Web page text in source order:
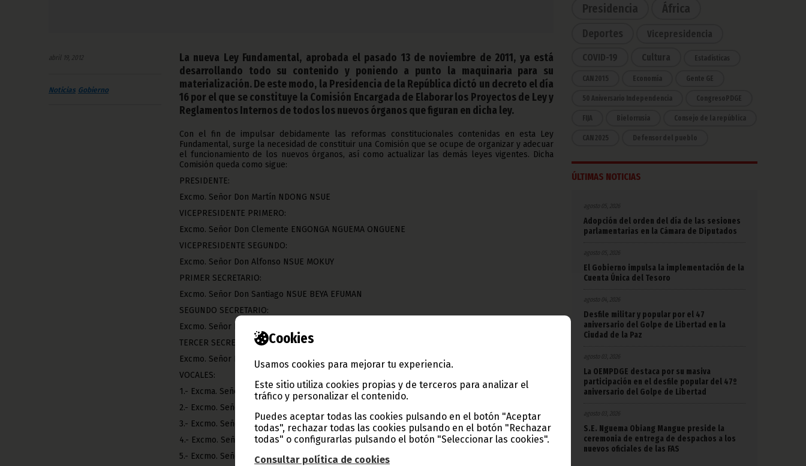
Cookies
Usamos cookies para mejorar tu experiencia.
Este sitio utiliza cookies propias y de terceros para analizar el
tráfico y personalizar el contenido.
Puedes aceptar todas las cookies pulsando en el botón "Aceptar
todas", rechazar todas las cookies pulsando en el botón "Rechazar
todas" o configurarlas pulsando el botón "Seleccionar las cookies".
Consultar política de cookies
abril 19, 2012
Noticias Gobierno
La nueva Ley Fundamental, aprobada el pasado 13 de noviembre de 2011, ya está
desarrollando todo su contenido y poniendo a punto la maquinaria para su
materialización. De este modo, la Presidencia de la República dictó un decreto el día
16 por el que se constituye la Comisión Encargada de Elaborar los Proyectos de Ley y
Reglamentos Internos de todos los nuevos órganos que figuran en dicha ley.
Con el fin de impulsar debidamente las reformas constitucionales contenidas en esta Ley
Fundamental, surge la necesidad de constituir una Comisión que se ocupe de organizar y adecuar
el funcionamiento de los nuevos órganos, así como actualizar las demás leyes vigentes. Dicha
Comisión queda como sigue:
PRESIDENTE:
Excmo. Señor Don Martín NDONG NSUE
VICEPRESIDENTE PRIMERO:
Excmo. Señor Don Clemente ENGONGA NGUEMA ONGUENE
VICEPRESIDENTE SEGUNDO:
Excmo. Señor Don Alfonso NSUE MOKUY
PRIMER SECRETARIO:
Excmo. Señor Don Santiago NSUE BEYA EFUMAN
SEGUNDO SECRETARIO:
Excmo. Señor Don Vicente EHATE TOMI
TERCER SECRETARIO:
Excmo. Señor Don Reginaldo EGIDO PANADES
VOCALES:
1.- Excma. Señora Doña Jesusa OBONO ENGONO NCHAMA
2.- Excmo. Señor Don Francisco Javier NGOMO MBENGONO
3.- Excmo. Señor Don Antonio NZAMBI ELONGA
4.- Excmo. Señor Don Fernando ENGONGA OBAMA
5.- Excmo. Señor Don César Augusto MBO
Presidencia
África
Deportes Vicepresidencia
COVID-19 Cultura Estadísticas
CAN 2015 Economía Gente GE
50 Aniversario Independencia CongresoPDGE
FIJA Bielorrusia Consejo de la república
CAN 2025 Defensor del pueblo
ÚLTIMAS NOTICIAS
agosto 05, 2026
Adopción del orden del día de las sesiones
parlamentarias en la Cámara de Diputados
agosto 05, 2026
El Gobierno impulsa la implementación de la
Cuenta Única del Tesoro
agosto 04, 2026
Desfile militar y popular por el 47
aniversario del Golpe de Libertad en la
Ciudad de la Paz
agosto 03, 2026
La OEMPDGE destaca por su masiva
participación en el desfile popular del 47º
aniversario del Golpe de Libertad
agosto 03, 2026
S.E. Nguema Obiang Mangue preside la
ceremonia de entrega de despachos a los
nuevos oficiales de las FAS